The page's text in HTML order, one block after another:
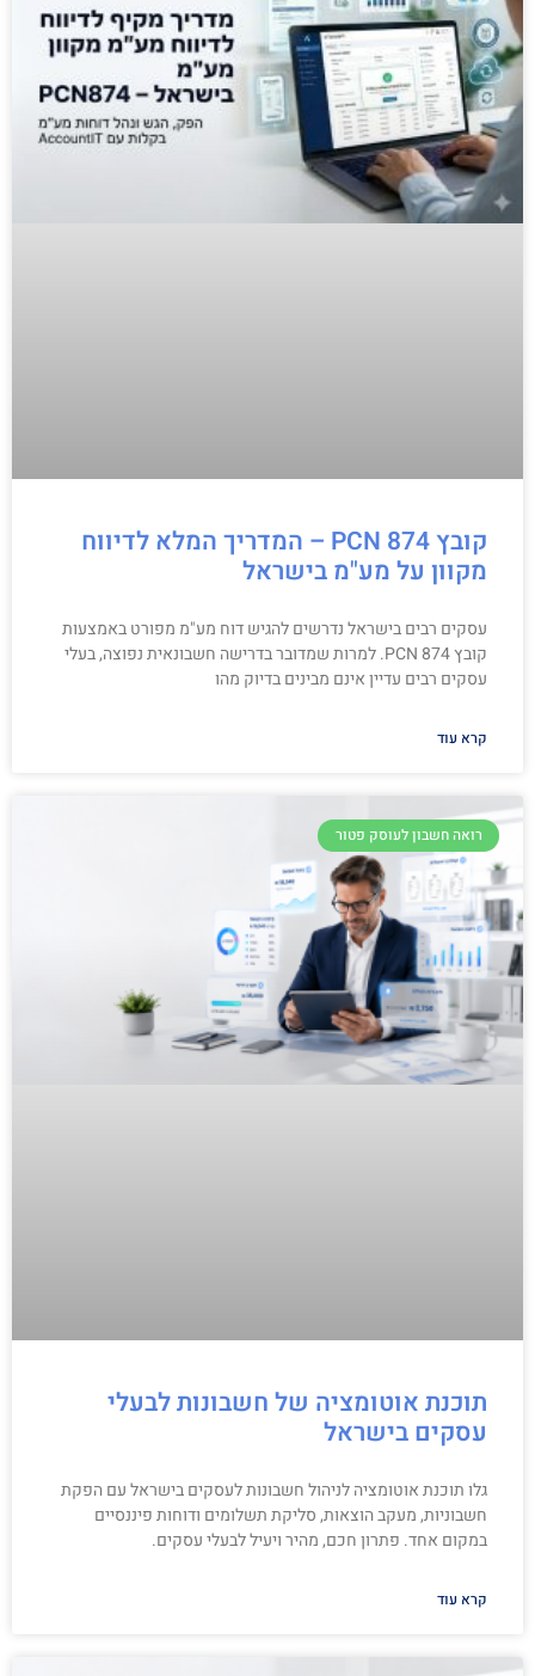
קובץ PCN 874 – המדריך המלא לדיווח
מקוון על מע"מ בישראל
עסקים רבים בישראל נדרשים להגיש דוח מע"מ מפורט באמצעות
קובץ PCN 874. למרות שמדובר בדרישה חשבונאית נפוצה, בעלי
עסקים רבים עדיין אינם מבינים בדיוק מהו
קרא עוד
רואה חשבון לעוסק פטור
תוכנת אוטומציה של חשבונות לבעלי
עסקים בישראל
גלו תוכנת אוטומציה לניהול חשבונות לעסקים בישראל עם הפקת
חשבוניות, מעקב הוצאות, סליקת תשלומים ודוחות פיננסיים
במקום אחד. פתרון חכם, מהיר ויעיל לבעלי עסקים.
קרא עוד